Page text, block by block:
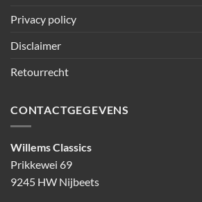
Privacy policy
Disclaimer
Retourrecht
CONTACTGEGEVENS
Willems Classics
Prikkewei 69
9245 HW Nijbeets